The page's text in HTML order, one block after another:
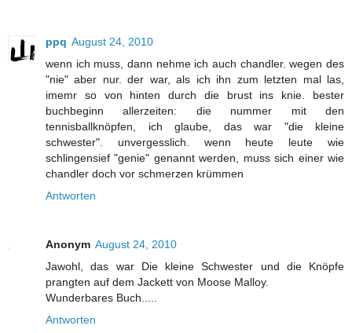
ppq August 24, 2010
wenn ich muss, dann nehme ich auch chandler. wegen des
"nie" aber nur. der war, als ich ihn zum letzten mal las,
imemr so von hinten durch die brust ins knie. bester
buchbeginn allerzeiten: die nummer mit den
tennisballknöpfen, ich glaube, das war "die kleine
schwester". unvergesslich. wenn heute leute wie
schlingensief "genie" genannt werden, muss sich einer wie
chandler doch vor schmerzen krümmen
Antworten
Anonym August 24, 2010
Jawohl, das war Die kleine Schwester und die Knöpfe
prangten auf dem Jackett von Moose Malloy.
Wunderbares Buch.....
Antworten